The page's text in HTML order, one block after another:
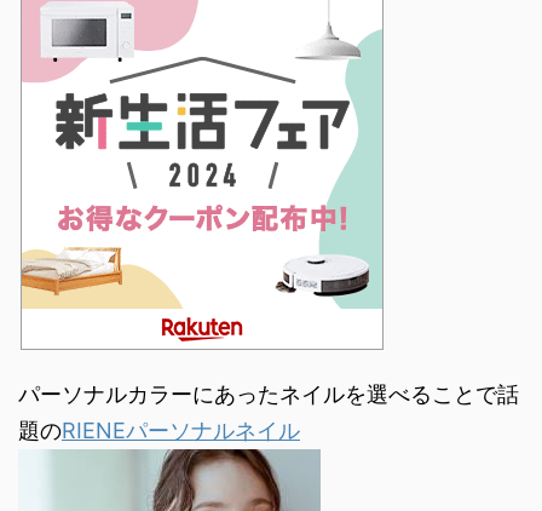
パーソナルカラーにあったネイルを選べることで話
題のRIENEパーソナルネイル